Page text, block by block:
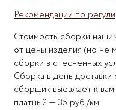
Рекомендации по
Стоимость сборки
от цены изделия (но не
сборки в стесненных
Сборка в день доставки
сборщик выезжает к
платный — 35 руб./км.